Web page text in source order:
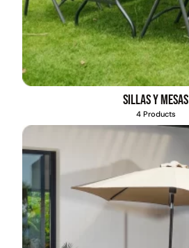
Sillas y mesas
4 Products